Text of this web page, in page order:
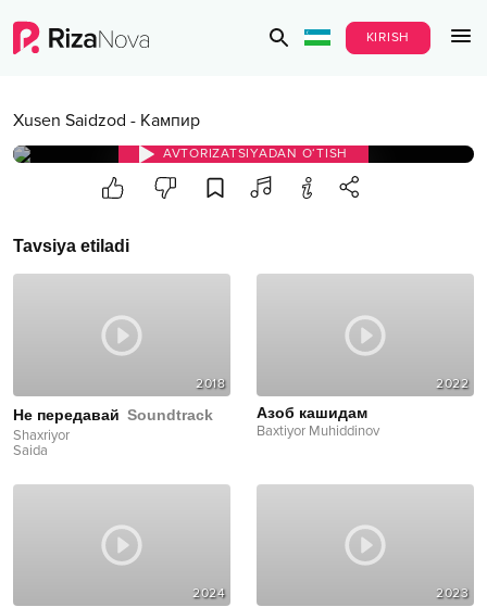
KIRISH
Xusen Saidzod - Кампир
AVTORIZATSIYADAN O‘TISH
Tavsiya etiladi
2018
Не передавай Soundtrack
Shaxriyor
Saida
2022
Азоб кашидам
Baxtiyor Muhiddinov
2024 2023